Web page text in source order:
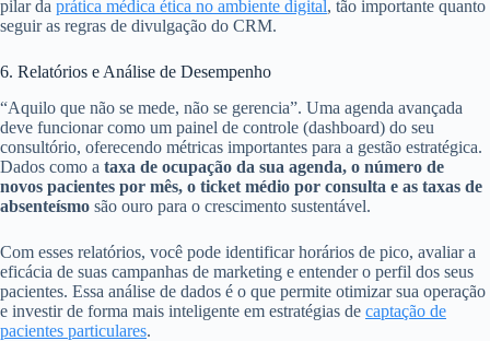
pilar da prática médica ética no ambiente digital, tão importante quanto
seguir as regras de divulgação do CRM.
6. Relatórios e Análise de Desempenho
“Aquilo que não se mede, não se gerencia”. Uma agenda avançada
deve funcionar como um painel de controle (dashboard) do seu
consultório, oferecendo métricas importantes para a gestão estratégica.
Dados como a taxa de ocupação da sua agenda, o número de
novos pacientes por mês, o ticket médio por consulta e as taxas de
absenteísmo são ouro para o crescimento sustentável.
Com esses relatórios, você pode identificar horários de pico, avaliar a
eficácia de suas campanhas de marketing e entender o perfil dos seus
pacientes. Essa análise de dados é o que permite otimizar sua operação
e investir de forma mais inteligente em estratégias de captação de
pacientes particulares.